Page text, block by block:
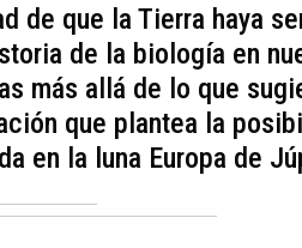
de que la Tierra haya
de la biología en
más allá de lo que
que plantea la
en la luna Europa de